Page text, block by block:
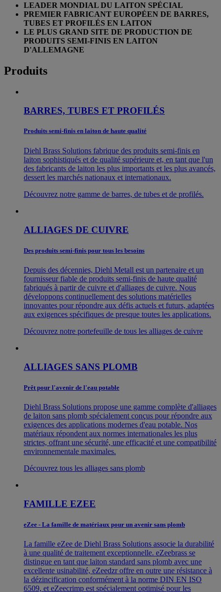
LEADER MONDIAL DU LAITON SPÉCIAL
PREMIER FABRICANT EUROPÉEN DE BARRES,
TUBES ET PROFILÉS EN LAITON
LE PLUS GRAND SITE DE PRODUCTION DE
PRODUITS SEMI-FINIS EN LAITON
D'ALLEMAGNE
Produits
BARRES, TUBES ET PROFILÉS
Produits semi-finis en laiton de haute qualité
Diehl Brass Solutions fabrique des produits semi-finis en
laiton sophistiqués et de qualité supérieure et, en tant que l'un
des fabricants de laiton les plus importants et les plus avancés,
dessert les marchés nationaux et internationaux.
Découvrez notre gamme de barres, de tubes et de profilés.
ALLIAGES DE CUIVRE
Des produits semi-finis pour tous les besoins
Depuis des décennies, Diehl Metall est un partenaire et un
fournisseur fiable de produits semi-finis de haute qualité
fabriqués à partir de cuivre et d'alliages de cuivre. Nous
développons continuellement des solutions matérielles
innovantes pour répondre aux défis actuels et futurs, adaptées
aux exigences spécifiques de presque toutes les applications.
Découvrez notre portefeuille de tous les alliages de cuivre
ALLIAGES SANS PLOMB
Prêt pour l'avenir de l'eau potable
Diehl Brass Solutions propose une gamme complète d'alliages
de laiton sans plomb spécialement conçus pour répondre aux
exigences des applications modernes d'eau potable. Nos
matériaux répondent aux normes internationales les plus
strictes, offrant une sécurité, une efficacité et une compatibilité
environnementale maximales.
Découvrez tous les alliages sans plomb
FAMILLE EZEE
eZee - La famille de matériaux pour un avenir sans plomb
La famille eZee de Diehl Brass Solutions associe la durabilité
à une qualité de traitement exceptionnelle. eZeebrass se
distingue en tant que laiton standard sans plomb avec une
excellente usinabilité, eZeedzr offre en outre une résistance à
la dézincification conformément à la norme DIN EN ISO
6509, et eZeecrimp est spécialement optimisé pour les